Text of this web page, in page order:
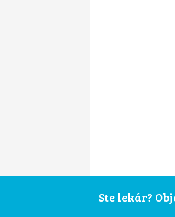
Ste lekár?